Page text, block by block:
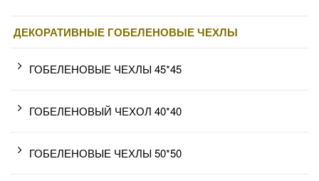
ДЕКОРАТИВНЫЕ ГОБЕЛЕНОВЫЕ ЧЕХЛЫ
ГОБЕЛЕНОВЫЕ ЧЕХЛЫ 45*45
ГОБЕЛЕНОВЫЙ ЧЕХОЛ 40*40
ГОБЕЛЕНОВЫЕ ЧЕХЛЫ 50*50